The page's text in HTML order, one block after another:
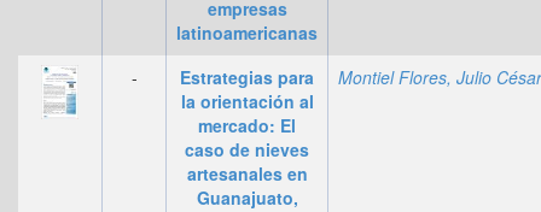
empresas
latinoamericanas
-
Estrategias para
la orientación al
mercado: El
caso de nieves
artesanales en
Guanajuato,